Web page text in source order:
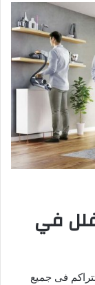
في
فى جميع